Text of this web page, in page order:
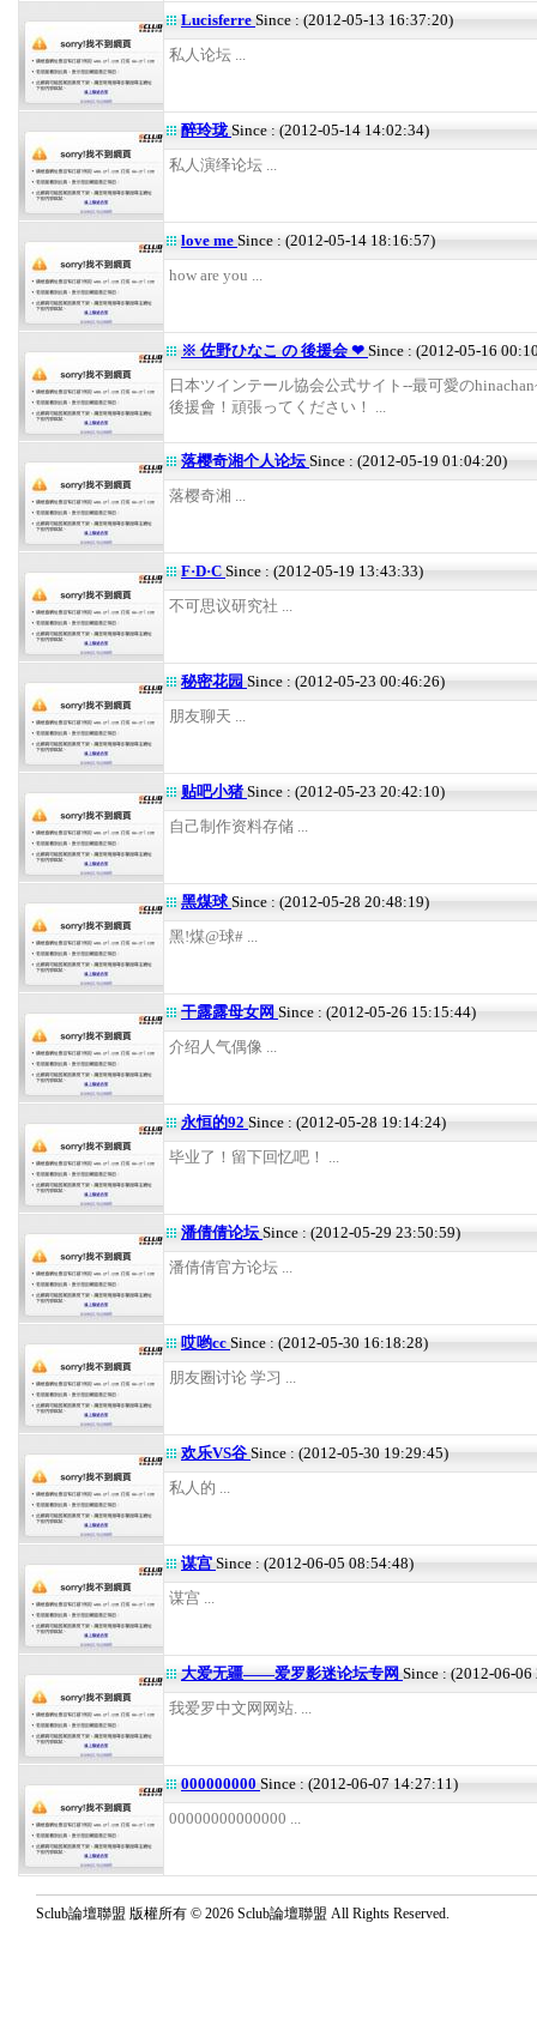
Lucisferre Since : (2012-05-13 16:37:20)
私人论坛 ...
醉玲珑 Since : (2012-05-14 14:02:34)
私人演绎论坛 ...
love me Since : (2012-05-14 18:16:57)
how are you ...
※ 佐野ひなこ の 後援会 ❤ Since : (2012-05-16
日本ツインテール協会公式サイト--最可愛の
後援會！頑張ってください！ ...
落樱奇湘个人论坛Since : (2012-05-19 01:04:20)
落樱奇湘 ...
F·D·C Since : (2012-05-19 13:43:33)
不可思议研究社 ...
秘密花园 Since : (2012-05-23 00:46:26)
朋友聊天 ...
贴吧小猪Since : (2012-05-23 20:42:10)
自己制作资料存储 ...
黑煤球Since : (2012-05-28 20:48:19)
黑!煤@球# ...
干露露母女网 Since : (2012-05-26 15:15:44)
介绍人气偶像 ...
永恒的92 Since : (2012-05-28 19:14:24)
毕业了！留下回忆吧！ ...
潘倩倩论坛Since : (2012-05-29 23:50:59)
潘倩倩官方论坛 ...
哎哟cc Since : (2012-05-30 16:18:28)
朋友圈讨论 学习 ...
欢乐VS谷Since : (2012-05-30 19:29:45)
私人的 ...
谋宫 Since : (2012-06-05 08:54:48)
谋宫 ...
大爱无疆——爱罗影迷论坛专网 Since : (2012-06-
我爱罗中文网网站. ...
000000000 Since : (2012-06-07 14:27:11)
00000000000000 ...
Sclub論壇聯盟 版權所有 © 2026 Sclub論壇聯盟 All Rights Reserved.